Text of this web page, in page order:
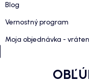
Blog
Vernostný program
Moja objednávka -